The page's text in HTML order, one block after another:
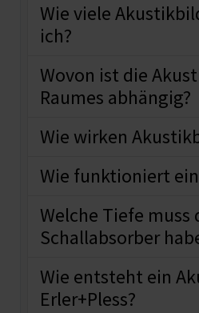
Wie viele
ich?
Wovon ist die
Raumes abhängig?
Wie wirken
Wie funktioniert
Welche Tiefe muss
Schallabsorber
Wie entsteht ein
Erler+Pless?